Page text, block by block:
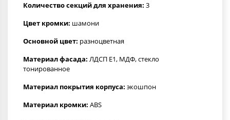
Количество секций для хранения: 3
Цвет кромки: шамони
Основной цвет: разноцветная
Материал фасада: ЛДСП Е1, МДФ, стекло
тонированное
Материал покрытия корпуса: экошпон
Материал кромки: ABS